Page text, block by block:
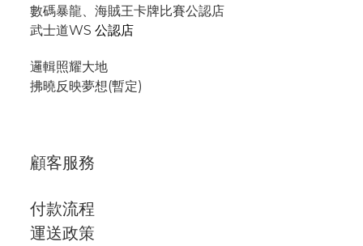
數碼暴龍、海賊王卡牌比賽公認店
武士道WS 公認店
邏輯照耀大地
拂曉反映夢想(暫定)
顧客服務
付款流程
運送政策